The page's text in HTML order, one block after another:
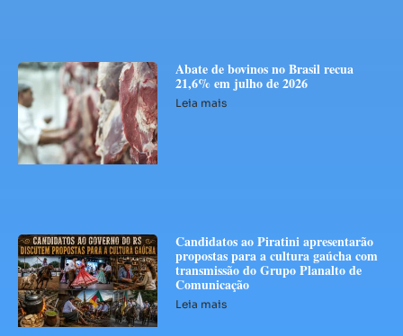
Abate de bovinos no Brasil recua
21,6% em julho de 2026
Leia mais
Candidatos ao Piratini apresentarão
propostas para a cultura gaúcha com
transmissão do Grupo Planalto de
Comunicação
Leia mais